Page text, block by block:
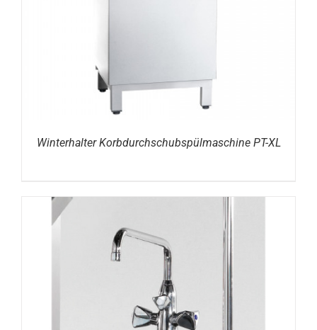
Winterhalter Korbdurchschubspülmaschine PT-XL